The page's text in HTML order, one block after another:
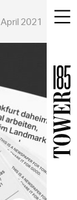
April 2021